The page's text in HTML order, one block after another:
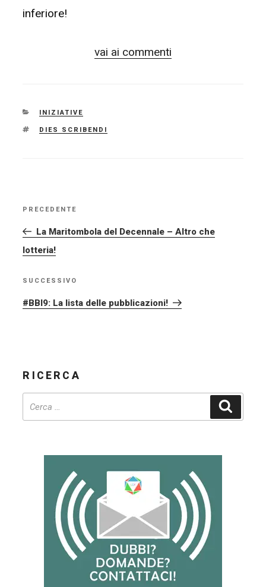
inferiore!
vai ai commenti
CATEGORIE
INIZIATIVE
TAG
DIES SCRIBENDI
Articolo
precedente:
PRECEDENTE
La Maritombola del Decennale – Altro che
lotteria!
Articolo
successivo
SUCCESSIVO
#BBI9: La lista delle pubblicazioni!
RICERCA